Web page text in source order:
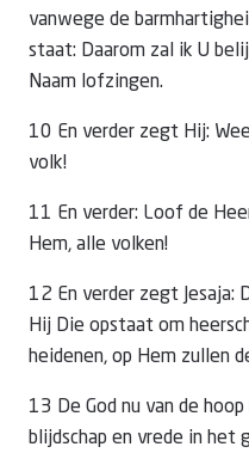
vanwege de
staat: Daarom zal ik U
Naam lofzingen.
10 En verder zegt Hij:
volk!
11 En verder: Loof de
Hem, alle volken!
12 En verder zegt Jesaja:
Hij Die opstaat om
heidenen, op Hem zullen
13 De God nu van de
blijdschap en vrede in het